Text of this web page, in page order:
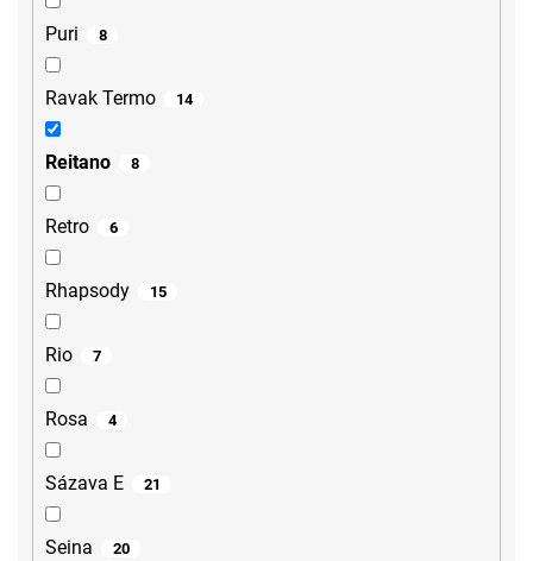
Puri 8
Ravak Termo 14
Reitano 8
Retro 6
Rhapsody 15
Rio 7
Rosa 4
Sázava E 21
Seina 20